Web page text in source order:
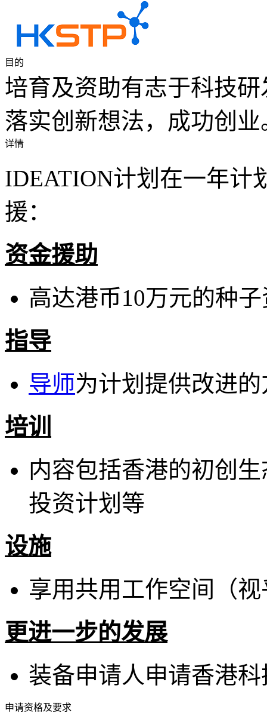
目的
培育及资助有志于科技
落实创新想法，成功创业
详情
IDEATION计划在一年计
援：
资金援助
高达港币10万元的种
指导
导师为计划提供改进
培训
内容包括香港的初创
投资计划等
设施
享用共用工作空间（
更进一步的发展
装备申请人申请香港
申请资格及要求